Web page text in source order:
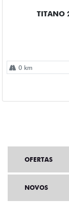
TITANO
0 km
OFERTAS
NOVOS